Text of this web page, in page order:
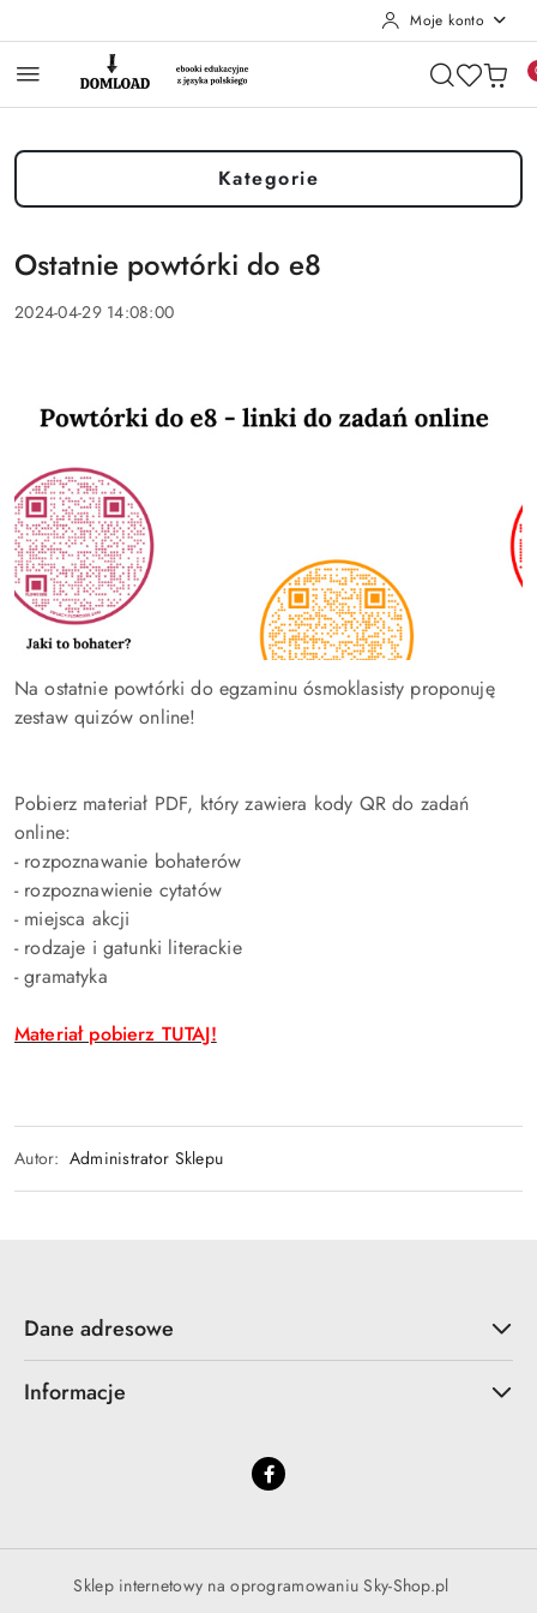
Moje konto
Kategorie
Ostatnie powtórki do e8
2024-04-29 14:08:00
Na ostatnie powtórki do egzaminu ósmoklasisty proponuję
zestaw quizów online!
Pobierz materiał PDF, który zawiera kody QR do zadań
online:
- rozpoznawanie bohaterów
- rozpoznawienie cytatów
- miejsca akcji
- rodzaje i gatunki literackie
- gramatyka
Materiał pobierz TUTAJ!
Autor: Administrator Sklepu
Dane adresowe
Informacje
Sklep internetowy na oprogramowaniu Sky-Shop.pl